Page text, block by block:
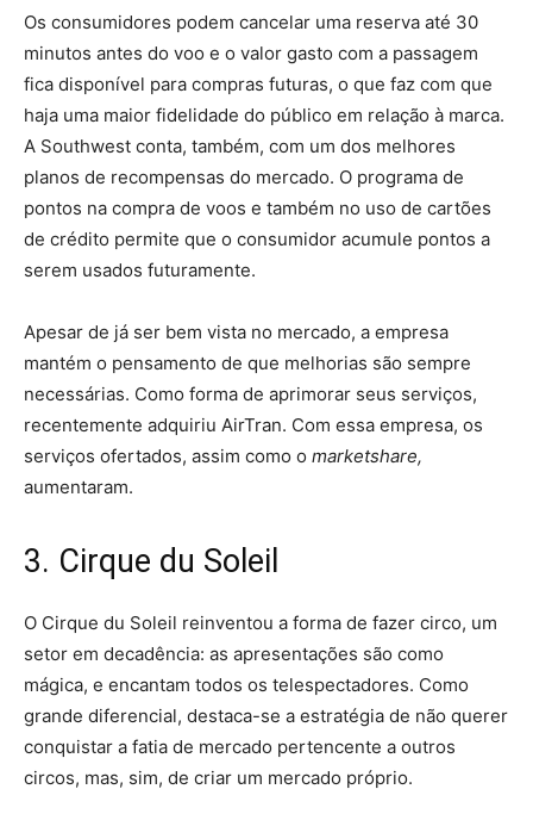
Os consumidores podem cancelar uma reserva até 30
minutos antes do voo e o valor gasto com a passagem
fica disponível para compras futuras, o que faz com que
haja uma maior fidelidade do público em relação à marca.
A Southwest conta, também, com um dos melhores
planos de recompensas do mercado. O programa de
pontos na compra de voos e também no uso de cartões
de crédito permite que o consumidor acumule pontos a
serem usados futuramente.
Apesar de já ser bem vista no mercado, a empresa
mantém o pensamento de que melhorias são sempre
necessárias. Como forma de aprimorar seus serviços,
recentemente adquiriu AirTran. Com essa empresa, os
serviços ofertados, assim como o marketshare,
aumentaram.
3. Cirque du Soleil
O Cirque du Soleil reinventou a forma de fazer circo, um
setor em decadência: as apresentações são como
mágica, e encantam todos os telespectadores. Como
grande diferencial, destaca-se a estratégia de não querer
conquistar a fatia de mercado pertencente a outros
circos, mas, sim, de criar um mercado próprio.